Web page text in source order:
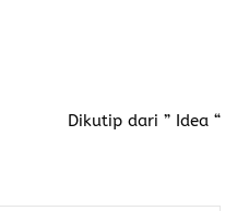
Dikutip dari ” Idea “